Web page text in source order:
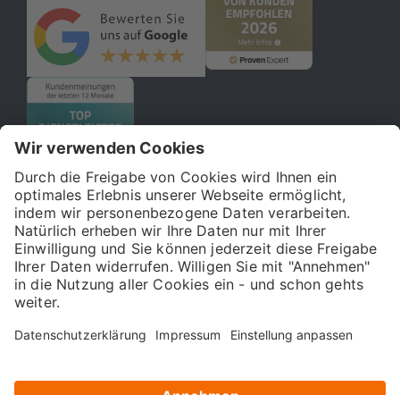
© 2026 121WATT GmbH
Über uns
Allgemeine Geschäftsbedingungen